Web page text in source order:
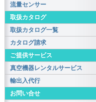
流量センサー
取扱カタログ
取扱カタログ一覧
カタログ請求
ご提供サービス
真空機器レンタルサービス
輸出入代行
お問い合せ